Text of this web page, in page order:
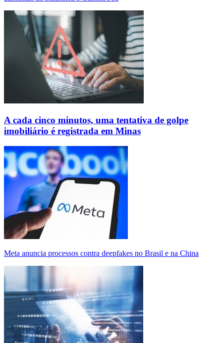
A cada cinco minutos, uma tentativa de golpe
imobiliário é registrada em Minas
Meta anuncia processos contra deepfakes no Brasil e na China